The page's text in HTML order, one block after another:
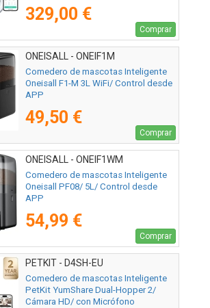
329,00 €
Comprar
ONEISALL - ONEIF1M
Comedero de mascotas Inteligente
Oneisall F1-M 3L WiFi/ Control desde
APP
49,50 €
Comprar
ONEISALL - ONEIF1WM
Comedero de mascotas Inteligente
Oneisall PF08/ 5L/ Control desde
APP
54,99 €
Comprar
PETKIT - D4SH-EU
Comedero de mascotas Inteligente
PetKit YumShare Dual-Hopper 2/
Cámara HD/ con Micrófono